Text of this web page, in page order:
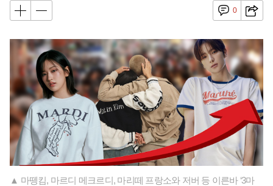
0
▲ 마뗑킴, 마르디 메크르디, 마리떼 프랑소와 저버 등 이른바 ‘3마